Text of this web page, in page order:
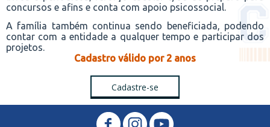
concursos e afins e conta com apoio psicossocial.
A família também continua sendo beneficiada, podendo
contar com a entidade a qualquer tempo e participar dos
projetos.
Cadastro válido por 2 anos
Cadastre-se